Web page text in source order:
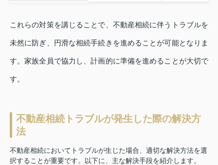
これらの対策を講じることで、不動産相続に伴うトラブルを
未然に防ぎ、円滑な相続手続きを進めることが可能となりま
す。家族全員で協力し、計画的に準備を進めることが大切で
す。
不動産相続トラブルが発生した際の解決方
法
不動産相続においてトラブルが生じた場合、適切な解決方法を選
択することが重要です。以下に、主な解決手段を紹介します。